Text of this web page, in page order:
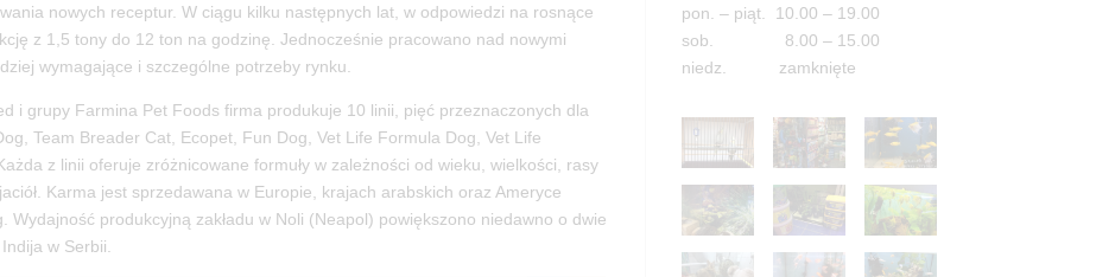
nowych receptur. W ciągu kilku następnych lat, w odpowiedzi na rosnące
z 1,5 tony do 12 ton na godzinę. Jednocześnie pracowano nad nowymi
wymagające i szczególne potrzeby rynku.
i grupy Farmina Pet Foods firma produkuje 10 linii, pięć przeznaczonych dla
Team Breader Cat, Ecopet, Fun Dog, Vet Life Formula Dog, Vet Life
z linii oferuje zróżnicowane formuły w zależności od wieku, wielkości, rasy
Karma jest sprzedawana w Europie, krajach arabskich oraz Ameryce
produkcyjną zakładu w Noli (Neapol) powiększono niedawno o dwie
w Serbii.
pon. – piąt. 10.00 – 19.00
sob. 8.00 – 15.00
niedz. zamknięte